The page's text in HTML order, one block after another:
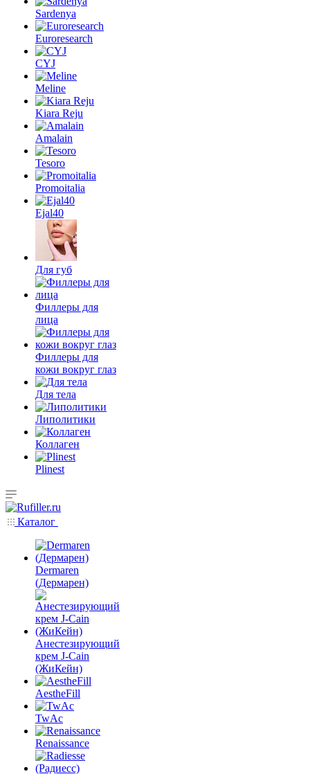
Sardenya
Euroresearch
CYJ
Meline
Kiara Reju
Amalain
Tesoro
Promoitalia
Ejal40
Для губ
Филлеры для
лица
Филлеры для
кожи вокруг глаз
Для тела
Липолитики
Коллаген
Plinest
Каталог
Dermaren
(Дермарен)
Анестезирующий
крем J-Cain
(ЖиКейн)
AestheFill
TwAc
Renaissance